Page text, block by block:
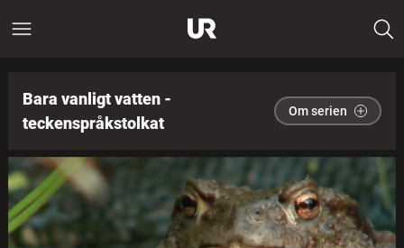
Bara vanligt vatten -
teckenspråkstolkat
Om serien